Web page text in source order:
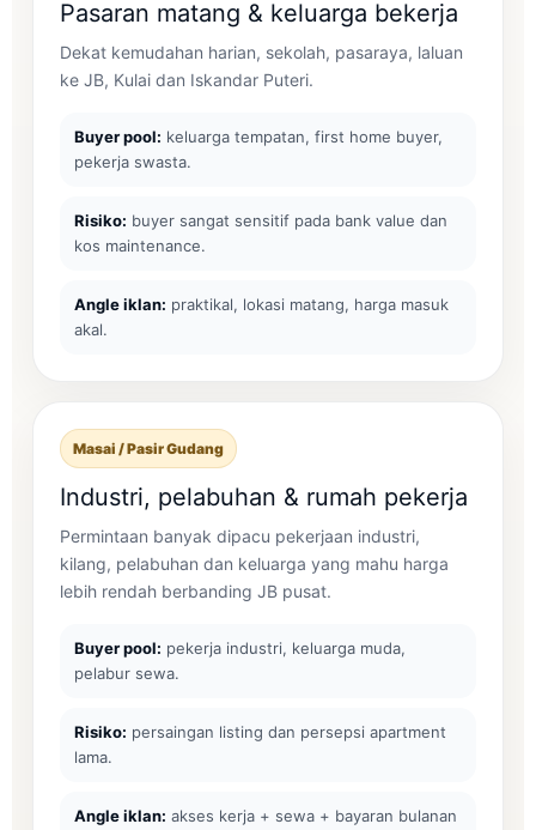
Pasaran matang & keluarga bekerja
Dekat kemudahan harian, sekolah, pasaraya, laluan
ke JB, Kulai dan Iskandar Puteri.
Buyer pool: keluarga tempatan, first home buyer,
pekerja swasta.
Risiko: buyer sangat sensitif pada bank value dan
kos maintenance.
Angle iklan: praktikal, lokasi matang, harga masuk
akal.
Masai / Pasir Gudang
Industri, pelabuhan & rumah pekerja
Permintaan banyak dipacu pekerjaan industri,
kilang, pelabuhan dan keluarga yang mahu harga
lebih rendah berbanding JB pusat.
Buyer pool: pekerja industri, keluarga muda,
pelabur sewa.
Risiko: persaingan listing dan persepsi apartment
lama.
Angle iklan: akses kerja + sewa + bayaran bulanan